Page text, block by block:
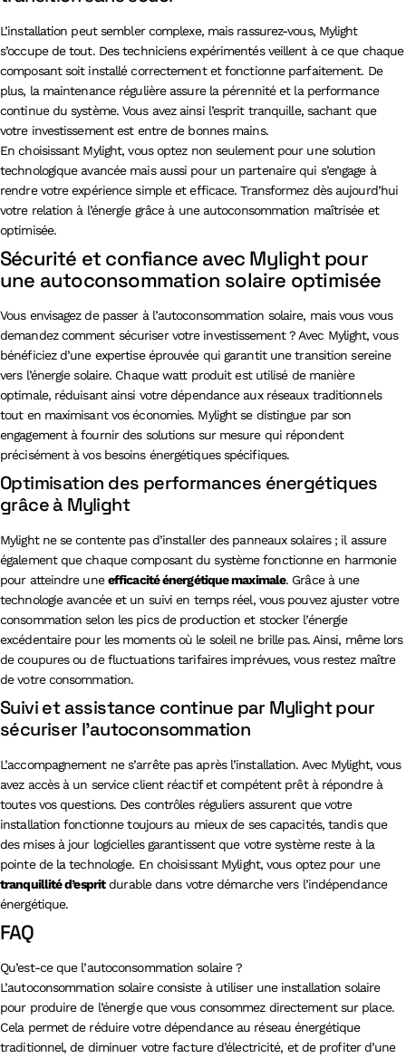
L’installation peut sembler complexe, mais rassurez-vous, Mylight
s’occupe de tout. Des techniciens expérimentés veillent à ce que chaque
composant soit installé correctement et fonctionne parfaitement. De
plus, la maintenance régulière assure la pérennité et la performance
continue du système. Vous avez ainsi l’esprit tranquille, sachant que
votre investissement est entre de bonnes mains.
En choisissant Mylight, vous optez non seulement pour une solution
technologique avancée mais aussi pour un partenaire qui s’engage à
rendre votre expérience simple et efficace. Transformez dès aujourd’hui
votre relation à l’énergie grâce à une autoconsommation maîtrisée et
optimisée.
Sécurité et confiance avec Mylight pour
une autoconsommation solaire optimisée
Vous envisagez de passer à l’autoconsommation solaire, mais vous vous
demandez comment sécuriser votre investissement ? Avec Mylight, vous
bénéficiez d’une expertise éprouvée qui garantit une transition sereine
vers l’énergie solaire. Chaque watt produit est utilisé de manière
optimale, réduisant ainsi votre dépendance aux réseaux traditionnels
tout en maximisant vos économies. Mylight se distingue par son
engagement à fournir des solutions sur mesure qui répondent
précisément à vos besoins énergétiques spécifiques.
Optimisation des performances énergétiques
grâce à Mylight
Mylight ne se contente pas d’installer des panneaux solaires ; il assure
également que chaque composant du système fonctionne en harmonie
pour atteindre uneefficacité énergétique maximale. Grâce à une
technologie avancée et un suivi en temps réel, vous pouvez ajuster votre
consommation selon les pics de production et stocker l’énergie
excédentaire pour les moments où le soleil ne brille pas. Ainsi, même lors
de coupures ou de fluctuations tarifaires imprévues, vous restez maître
de votre consommation.
Suivi et assistance continue par Mylight pour
sécuriser l’autoconsommation
L’accompagnement ne s’arrête pas après l’installation. Avec Mylight, vous
avez accès à un service client réactif et compétent prêt à répondre à
toutes vos questions. Des contrôles réguliers assurent que votre
installation fonctionne toujours au mieux de ses capacités, tandis que
des mises à jour logicielles garantissent que votre système reste à la
pointe de la technologie. En choisissant Mylight, vous optez pour une
tranquillité d’espritdurable dans votre démarche vers l’indépendance
énergétique.
FAQ
Qu’est-ce que l’autoconsommation solaire ?
L’autoconsommation solaire consiste à utiliser une installation solaire
pour produire de l’énergie que vous consommez directement sur place.
Cela permet de réduire votre dépendance au réseau énergétique
traditionnel, de diminuer votre facture d’électricité, et de profiter d’une